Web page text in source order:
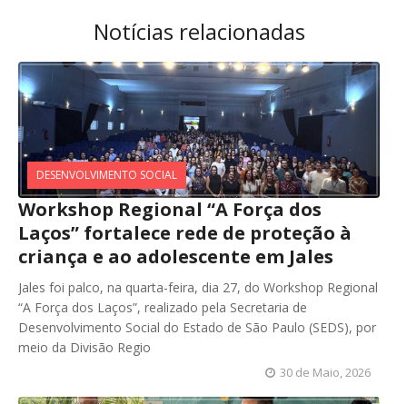
Notícias relacionadas
DESENVOLVIMENTO SOCIAL
Workshop Regional “A Força dos
Laços” fortalece rede de proteção à
criança e ao adolescente em Jales
Jales foi palco, na quarta-feira, dia 27, do Workshop Regional
“A Força dos Laços”, realizado pela Secretaria de
Desenvolvimento Social do Estado de São Paulo (SEDS), por
meio da Divisão Regio
30 de Maio, 2026